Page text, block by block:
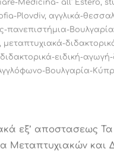
Medicina- all' Estero,
Plovdiv, αγγλικά-
πανεπιστήμια-
, μεταπτυχιακά-
ειδική-
Βουλγαρία-
εξ’ αποστασεως
Μεταπτυχιακών και